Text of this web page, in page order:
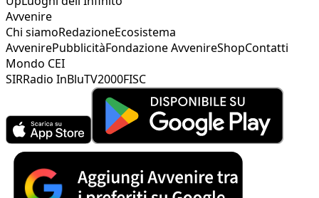
Avvenire
Chi siamoRedazioneEcosistema
AvvenirePubblicitàFondazione AvvenireShopContatti
Mondo CEI
SIRRadio InBluTV2000FISC